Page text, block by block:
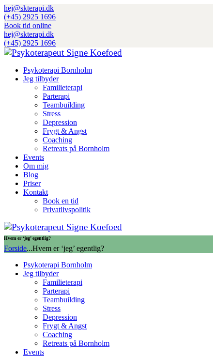
hej@skterapi.dk
(+45) 2925 1696
Book tid online
hej@skterapi.dk
(+45) 2925 1696
Psykoterapi Bornholm
Jeg tilbyder
Familieterapi
Parterapi
Teambuilding
Stress
Depression
Frygt & Angst
Coaching
Retreats på Bornholm
Events
Om mig
Blog
Priser
Kontakt
Book en tid
Privatlivspolitik
Hvem er ‘jeg’ egentlig?
Forside...Hvem er ‘jeg’ egentlig?
Psykoterapi Bornholm
Jeg tilbyder
Familieterapi
Parterapi
Teambuilding
Stress
Depression
Frygt & Angst
Coaching
Retreats på Bornholm
Events